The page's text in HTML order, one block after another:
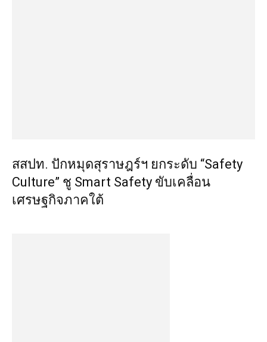
สสปท. ปักหมุดสุราษฎร์ฯ ยกระดับ “Safety
Culture” ชู Smart Safety ขับเคลื่อน
เศรษฐกิจภาคใต้